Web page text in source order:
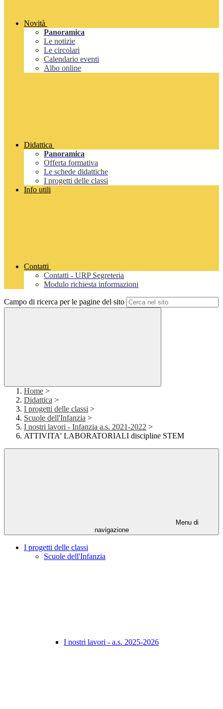
Novità
Panoramica
Le notizie
Le circolari
Calendario eventi
Albo online
Didattica
Panoramica
Offerta formativa
Le schede didattiche
I progetti delle classi
Info utili
Contatti
Contatti - URP Segreteria
Modulo richiesta informazioni
Campo di ricerca per le pagine del sito
Home >
Didattica >
I progetti delle classi >
Scuole dell'Infanzia >
I nostri lavori - Infanzia a.s. 2021-2022 >
ATTIVITA' LABORATORIALI discipline STEM
Menu di
navigazione
I progetti delle classi
Scuole dell'Infanzia
I nostri lavori - a.s. 2025-2026